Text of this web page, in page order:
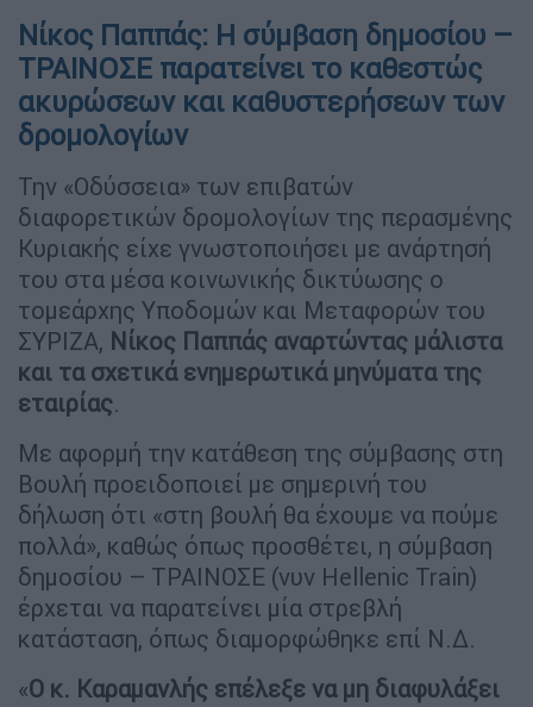
Νίκος Παππάς: Η σύμβαση δημοσίου –
ΤΡΑΙΝΟΣΕ παρατείνει το καθεστώς
ακυρώσεων και καθυστερήσεων των
δρομολογίων
Την «Οδύσσεια» των επιβατών
διαφορετικών δρομολογίων της περασμένης
Κυριακής είχε γνωστοποιήσει με ανάρτησή
του στα μέσα κοινωνικής δικτύωσης ο
τομεάρχης Υποδομών και Μεταφορών του
ΣΥΡΙΖΑ, Νίκος Παππάς αναρτώντας μάλιστα
και τα σχετικά ενημερωτικά μηνύματα της
εταιρίας.
Με αφορμή την κατάθεση της σύμβασης στη
Βουλή προειδοποιεί με σημερινή του
δήλωση ότι «στη βουλή θα έχουμε να πούμε
πολλά», καθώς όπως προσθέτει, η σύμβαση
δημοσίου – ΤΡΑΙΝΟΣΕ (νυν Hellenic Train)
έρχεται να παρατείνει μία στρεβλή
κατάσταση, όπως διαμορφώθηκε επί Ν.Δ.
«Ο κ. Καραμανλής επέλεξε να μη διαφυλάξει